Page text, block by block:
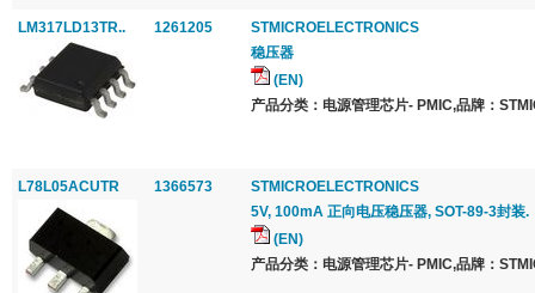
LM317LD13TR.. 1261205
STMICROELECTRONICS
稳压器
(EN)
产品分类：电源管理芯片- PMIC,品牌：
L78L05ACUTR 1366573
STMICROELECTRONICS
5V, 100mA 正向电压稳压器, SOT-89-3封装.
(EN)
产品分类：电源管理芯片- PMIC,品牌：